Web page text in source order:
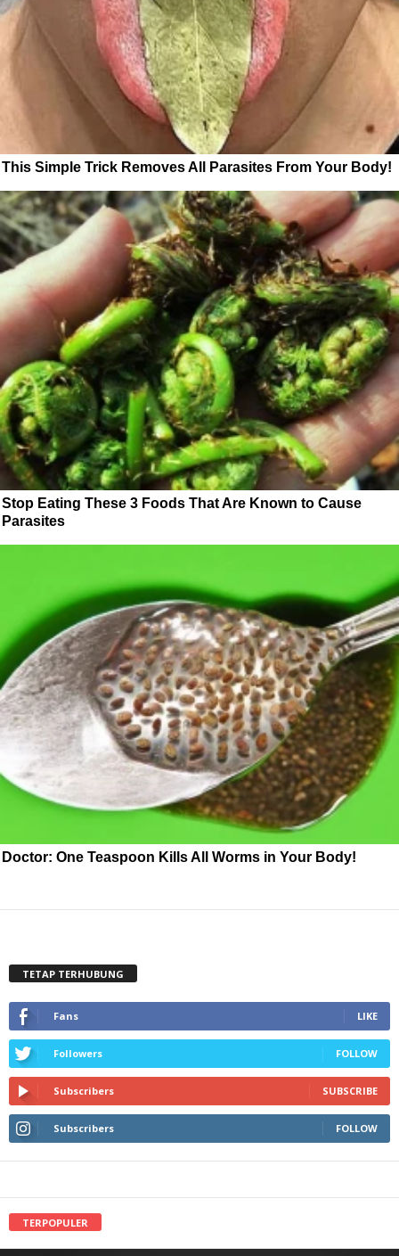
This Simple Trick Removes All Parasites From Your Body!
Stop Eating These 3 Foods That Are Known to Cause
Parasites
Doctor: One Teaspoon Kills All Worms in Your Body!
TETAP TERHUBUNG
Fans LIKE
Followers FOLLOW
Subscribers SUBSCRIBE
Subscribers FOLLOW